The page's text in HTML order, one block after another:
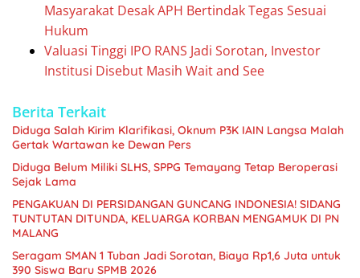
Masyarakat Desak APH Bertindak Tegas Sesuai
Hukum
Valuasi Tinggi IPO RANS Jadi Sorotan, Investor
Institusi Disebut Masih Wait and See
Berita Terkait
Diduga Salah Kirim Klarifikasi, Oknum P3K IAIN Langsa Malah
Gertak Wartawan ke Dewan Pers
Diduga Belum Miliki SLHS, SPPG Temayang Tetap Beroperasi
Sejak Lama
PENGAKUAN DI PERSIDANGAN GUNCANG INDONESIA! SIDANG
TUNTUTAN DITUNDA, KELUARGA KORBAN MENGAMUK DI PN
MALANG
Seragam SMAN 1 Tuban Jadi Sorotan, Biaya Rp1,6 Juta untuk
390 Siswa Baru SPMB 2026